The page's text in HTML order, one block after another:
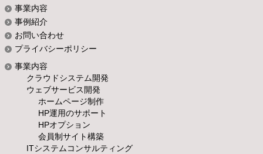
事業内容
事例紹介
お問い合わせ
プライバシーポリシー
事業内容
クラウドシステム開発
ウェブサービス開発
ホームページ制作
HP運用のサポート
HPオプション
会員制サイト構築
ITシステムコンサルティング